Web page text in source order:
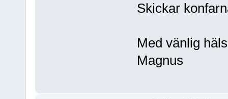
Skickar
Med vänlig
Magnus